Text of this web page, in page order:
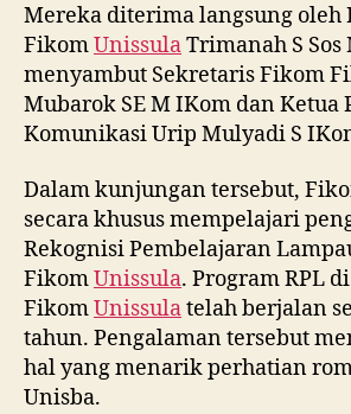
Mereka diterima langsung oleh
FikomUnissulaTrimanah S Sos
menyambut Sekretaris Fikom
Mubarok SE M IKom dan Ketua
Komunikasi Urip Mulyadi S
Dalam kunjungan tersebut,
secara khusus mempelajari
Rekognisi Pembelajaran
FikomUnissula. Program RPL di
FikomUnissulatelah berjalan
tahun. Pengalaman tersebut
hal yang menarik perhatian
Unisba.